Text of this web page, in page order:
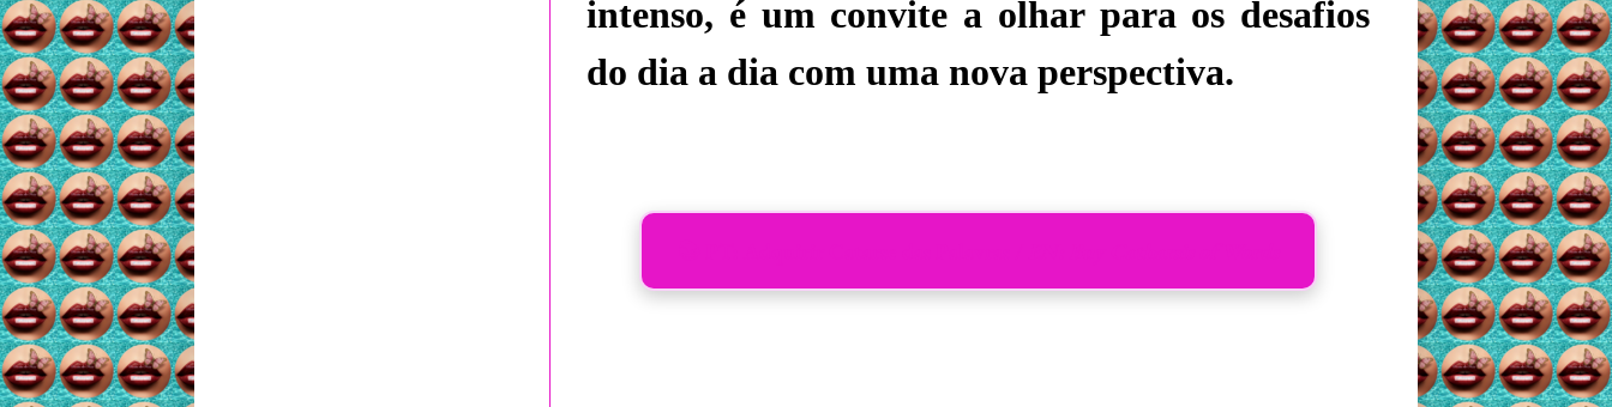
intenso, é um convite a olhar para os desafios
do dia a dia com uma nova perspectiva.